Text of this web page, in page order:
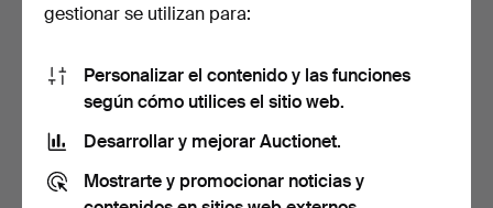
CAMA DE CAMPO
Inglaterra WW1.
3 pujas
UNIFORME Inglaterra,
pantalón de chaqueta,…
15 pujas
gestionar se utilizan para:
Personalizar el contenido y las funciones
según cómo utilices el sitio web.
Desarrollar y mejorar Auctionet.
Mostrarte y promocionar noticias y